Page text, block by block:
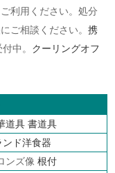
利用ください。処分
ご相談ください。 携
中。 クーリングオフ
道具 書道具
ンド洋食器
ンズ像 根付